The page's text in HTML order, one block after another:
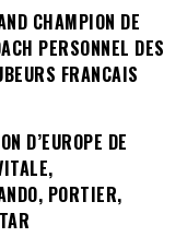
CHAMPION DE
PERSONNEL DES
FRANCAIS
D’EUROPE DE
PORTIER,